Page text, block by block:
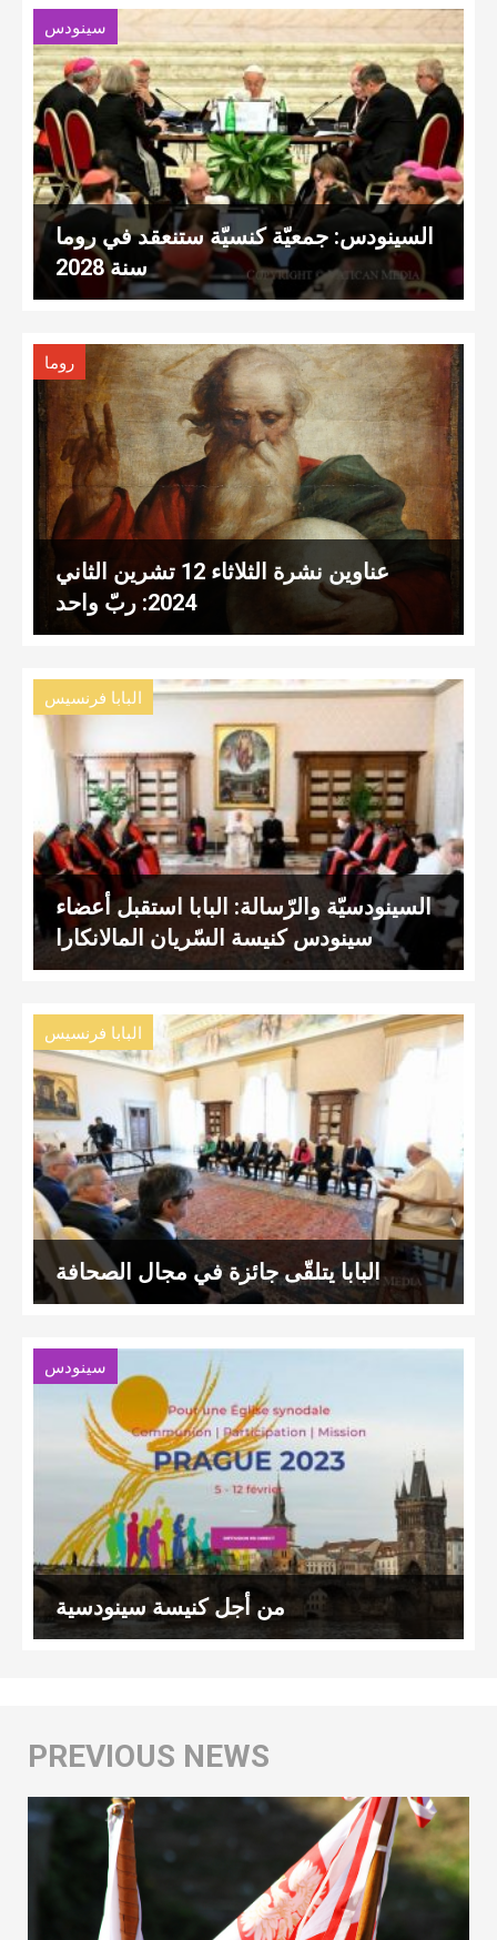
سينودس
السينودس: جمعيّة كنسيّة ستنعقد في روما
سنة 2028
روما
عناوين نشرة الثلاثاء 12 تشرين الثاني
2024: ربّ واحد
البابا فرنسيس
السينودسيّة والرّسالة: البابا استقبل أعضاء
سينودس كنيسة السّريان المالانكارا
البابا فرنسيس
البابا يتلقّى جائزة في مجال الصحافة
سينودس
من أجل كنيسة سينودسية